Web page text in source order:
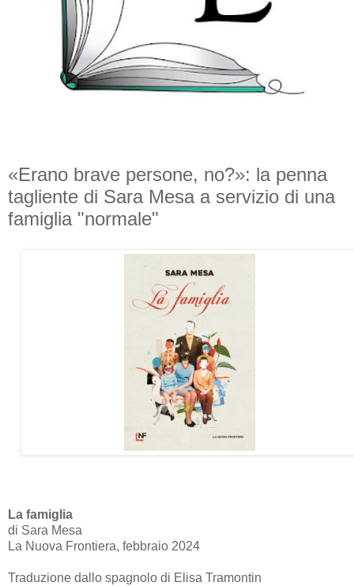
«Erano brave persone, no?»: la penna
tagliente di Sara Mesa a servizio di una
famiglia "normale"
La famiglia
di Sara Mesa
La Nuova Frontiera, febbraio 2024
Traduzione dallo spagnolo di Elisa Tramontin